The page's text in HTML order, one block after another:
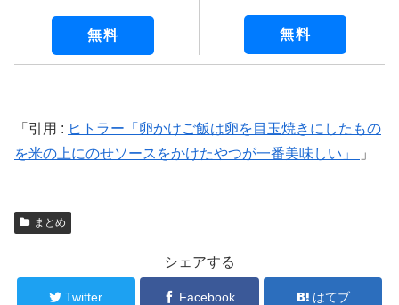
無料 無料
引用 : ヒトラー「卵かけご飯は卵を目玉焼きにしたもの
を米の上にのせソースをかけたやつが一番美味しい」
まとめ
シェアする
Twitter Facebook はてブ